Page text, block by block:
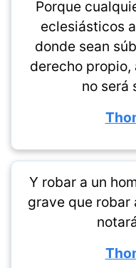
Porque
eclesiásticos
donde sean
derecho propio,
no será
Y robar a un
grave que robar